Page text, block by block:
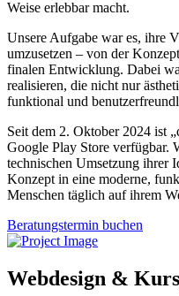
Weise erlebbar macht.
Unsere Aufgabe war es, ihre
umzusetzen – von der
finalen Entwicklung. Dabei
realisieren, die nicht nur
funktional und
Seit dem 2. Oktober 2024 ist
Google Play Store verfügbar.
technischen Umsetzung ihrer
Konzept in eine moderne,
Menschen täglich auf ihrem
Beratungstermin buchen
Webdesign &